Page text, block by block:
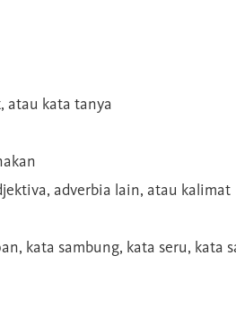
atau kata tanya
adverbia lain, atau kalimat
kata sambung, kata seru, kata